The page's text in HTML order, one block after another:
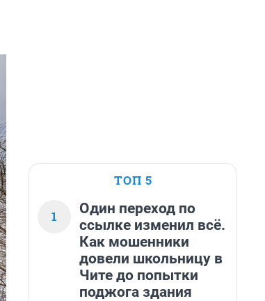
ТОП 5
1
Один переход по
ссылке изменил всё.
Как мошенники
довели школьницу в
Чите до попытки
поджога здания